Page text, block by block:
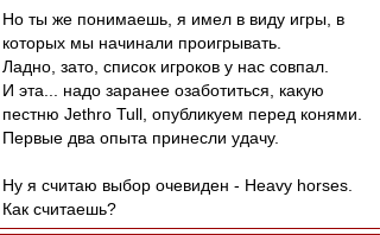
Но ты же понимаешь, я имел в виду игры, в
которых мы начинали проигрывать.
Ладно, зато, список игроков у нас совпал.
И эта... надо заранее озаботиться, какую
пестню Jethro Tull, опубликуем перед конями.
Первые два опыта принесли удачу.
Ну я считаю выбор очевиден - Heavy horses.
Как считаешь?